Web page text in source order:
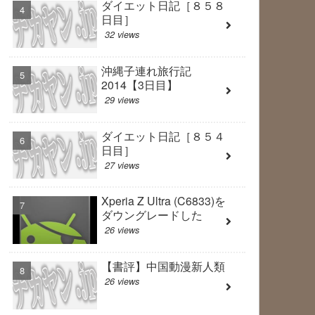
ダイエット日記［８５８
日目］
32 views
沖縄子連れ旅行記
2014【3日目】
29 views
ダイエット日記［８５４
日目］
27 views
Xperia Z Ultra (C6833)を
ダウングレードした
26 views
【書評】中国動漫新人類
26 views